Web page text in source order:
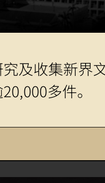
及收集新界
多件。